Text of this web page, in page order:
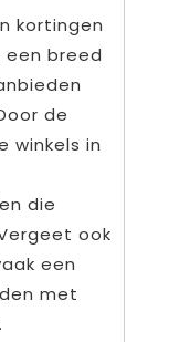
kortingen
een breed
de
winkels in
die
ook
een
met